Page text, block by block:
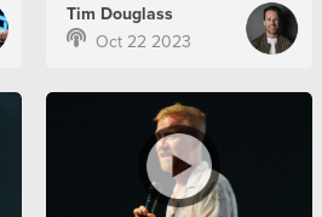
Tim Douglass
Oct 22 2023